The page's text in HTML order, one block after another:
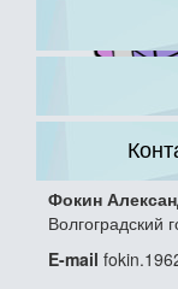
Фокин
Волгоградский
E-mail